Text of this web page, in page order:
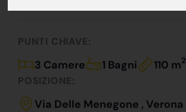
PUNTI CHIAVE:
3 Camere 1 Bagni 110 m2
POSIZIONE:
Via Delle Menegone , Verona